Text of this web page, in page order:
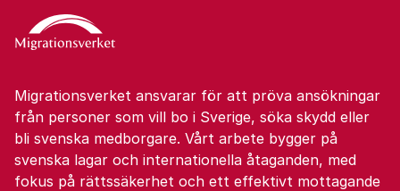
Migrationsverket ansvarar för att pröva ansökningar
från personer som vill bo i Sverige, söka skydd eller
bli svenska medborgare. Vårt arbete bygger på
svenska lagar och internationella åtaganden, med
fokus på rättssäkerhet och ett effektivt mottagande